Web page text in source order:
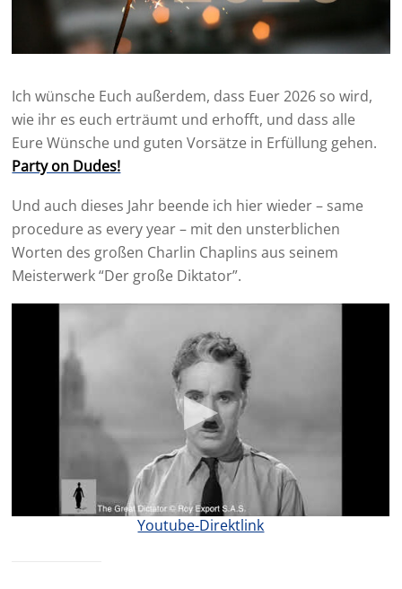
Ich wünsche Euch außerdem, dass Euer 2026 so wird,
wie ihr es euch erträumt und erhofft, und dass alle
Eure Wünsche und guten Vorsätze in Erfüllung gehen.
Party on Dudes!
Und auch dieses Jahr beende ich hier wieder – same
procedure as every year – mit den unsterblichen
Worten des großen Charlin Chaplins aus seinem
Meisterwerk “Der große Diktator”.
Youtube-Direktlink